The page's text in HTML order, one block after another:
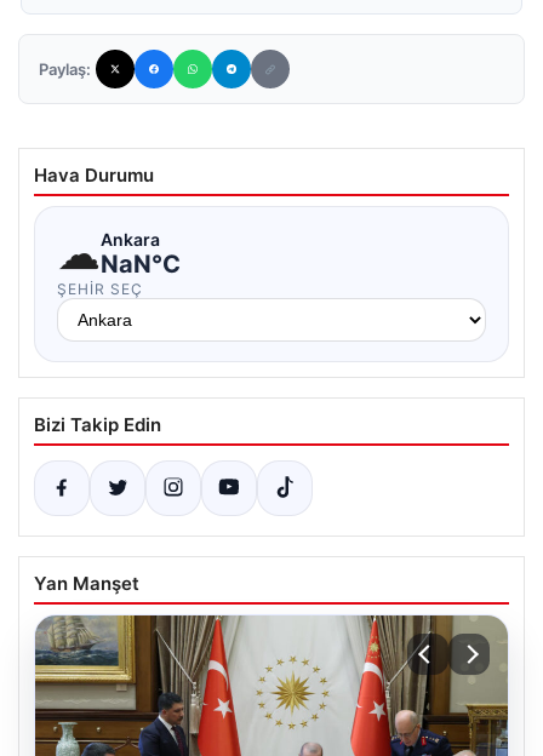
Paylaş:
Hava Durumu
☁Ankara
NaN°C
ŞEHIR SEÇ
Bizi Takip Edin
Yan Manşet